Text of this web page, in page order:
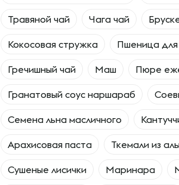
Травяной чай Чага чай
Кокосовая стружка Пшеница
Гречишный чай Маш Пюре
Гранатовый соус наршараб
Семена льна масличного
Арахисовая паста Ткемали из
Сушеные лисички Маринара